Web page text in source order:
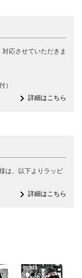
応させていただきま
）
navigate_next詳細はこちら
は、以下よりラッピ
navigate_next詳細はこちら